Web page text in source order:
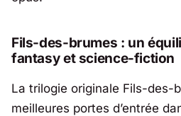
Fils-des-brumes : un
fantasy et science-fiction
La trilogie originale Fils-des-
meilleures portes d’entrée